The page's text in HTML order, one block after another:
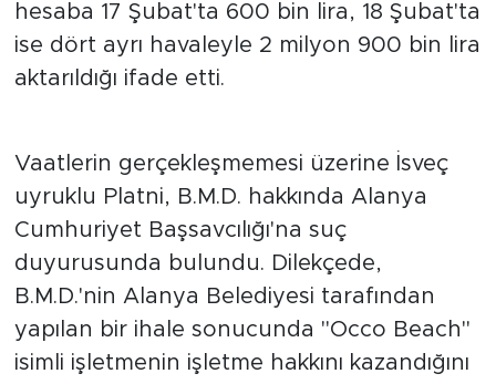
hesaba 17 Şubat'ta 600 bin lira, 18 Şubat'ta
ise dört ayrı havaleyle 2 milyon 900 bin lira
aktarıldığı ifade etti.
Vaatlerin gerçekleşmemesi üzerine İsveç
uyruklu Platni, B.M.D. hakkında Alanya
Cumhuriyet Başsavcılığı'na suç
duyurusunda bulundu. Dilekçede,
B.M.D.'nin Alanya Belediyesi tarafından
yapılan bir ihale sonucunda "Occo Beach"
isimli işletmenin işletme hakkını kazandığını